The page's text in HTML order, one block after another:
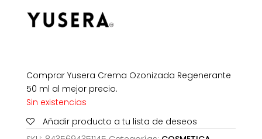
Comprar Yusera Crema Ozonizada Regenerante
50 ml al mejor precio.
Sin existencias
Añadir producto a tu lista de deseos